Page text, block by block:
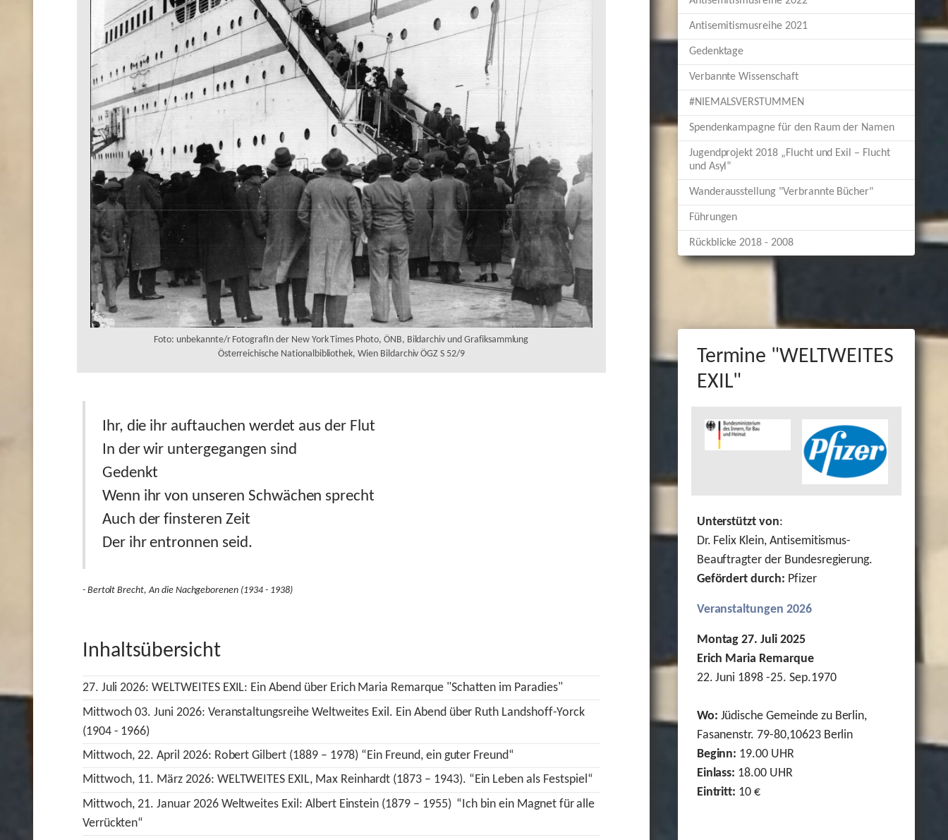
Foto: unbekannte/r FotografIn der New York Times Photo, ÖNB, Bildarchiv und Grafiksammlung
Österreichische Nationalbibliothek, Wien Bildarchiv ÖGZ S 52/9
Ihr, die ihr auftauchen werdet aus der Flut
In der wir untergegangen sind
Gedenkt
Wenn ihr von unseren Schwächen sprecht
Auch der finsteren Zeit
Der ihr entronnen seid.
- Bertolt Brecht, An die Nachgeborenen (1934 - 1938)
Inhaltsübersicht
27. Juli 2026: WELTWEITES EXIL: Ein Abend über Erich Maria Remarque "Schatten im Paradies"
Mittwoch 03. Juni 2026: Veranstaltungsreihe Weltweites Exil. Ein Abend über Ruth Landshoff-Yorck
(1904 - 1966)
Mittwoch, 22. April 2026: Robert Gilbert (1889 – 1978) “Ein Freund, ein guter Freund“
Mittwoch, 11. März 2026: WELTWEITES EXIL, Max Reinhardt (1873 – 1943). “Ein Leben als Festspiel“
Mittwoch, 21. Januar 2026 Weltweites Exil: Albert Einstein (1879 – 1955) “Ich bin ein Magnet für alle
Verrückten“
Antisemitismusreihe 2021
Gedenktage
Verbannte Wissenschaft
#NIEMALSVERSTUMMEN
Spendenkampagne für den Raum der Namen
Jugendprojekt 2018 „Flucht und Exil – Flucht
und Asyl“
Wanderausstellung "Verbrannte Bücher"
Führungen
Rückblicke 2018 - 2008
Termine "WELTWEITES
EXIL"
Unterstützt von:
Dr. Felix Klein, Antisemitismus-
Beauftragter der Bundesregierung.
Gefördert durch: Pfizer
Veranstaltungen 2026
Montag 27. Juli 2025
Erich Maria Remarque
22. Juni 1898 -25. Sep.1970
Wo: Jüdische Gemeinde zu Berlin,
Fasanenstr. 79-80,10623 Berlin
Beginn: 19.00 UHR
Einlass: 18.00 UHR
Eintritt: 10 €